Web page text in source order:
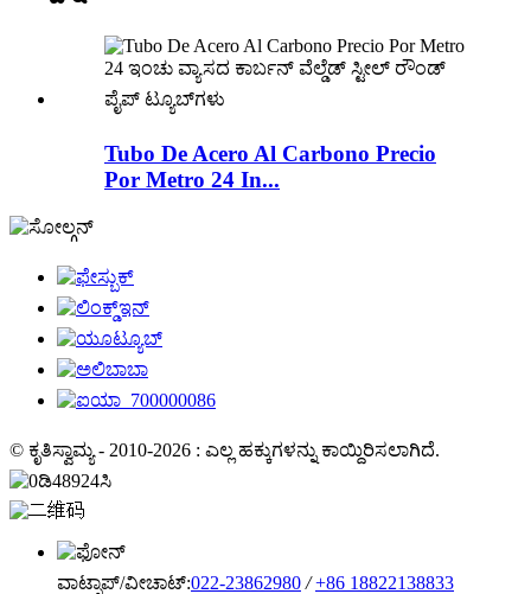
Tubo De Acero Al Carbono Precio
Por Metro 24 In...
© ಕೃತಿಸ್ವಾಮ್ಯ - 2010-2026 : ಎಲ್ಲ ಹಕ್ಕುಗಳನ್ನು ಕಾಯ್ದಿರಿಸಲಾಗಿದೆ.
ವಾಟ್ಸಾಪ್/ವೀಚಾಟ್:022-23862980 / +86 18822138833